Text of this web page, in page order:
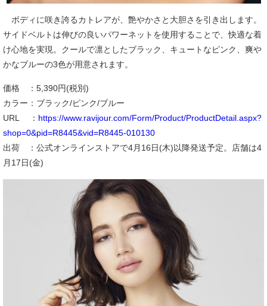
ボディに咲き誇るカトレアが、艶やかさと大胆さを引き出します。
サイドベルトは伸びの良いパワーネットを使用することで、快適な着
け心地を実現。クールで凛としたブラック、キュートなピンク、爽や
かなブルーの3色が用意されます。
価格 ：5,390円(税別)
カラー：ブラック/ピンク/ブルー
URL ： https://www.ravijour.com/Form/Product/ProductDetail.aspx?
shop=0&pid=R8445&vid=R8445-010130
出荷 ：公式オンラインストアで4月16日(木)以降発送予定。店舗は4
月17日(金)